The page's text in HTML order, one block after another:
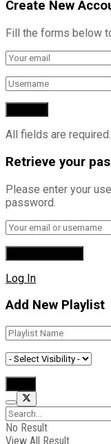
Create New
Fill the forms below
All fields are required.
Retrieve your
Please enter your
password.
Log In
Add New Playlist
No Result
View All Result